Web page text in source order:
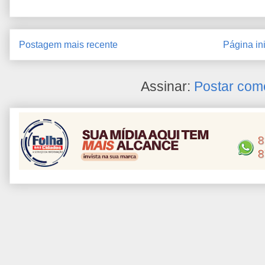
Postagem mais recente Página
Assinar: Postar